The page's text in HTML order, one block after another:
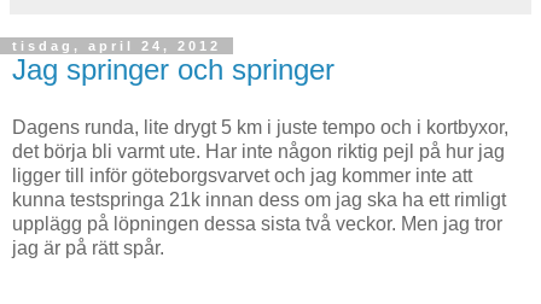
tisdag, april 24, 2012
Jag springer och springer
Dagens runda, lite drygt 5 km i juste tempo och i kortbyxor,
det börja bli varmt ute. Har inte någon riktig pejl på hur jag
ligger till inför göteborgsvarvet och jag kommer inte att
kunna testspringa 21k innan dess om jag ska ha ett rimligt
upplägg på löpningen dessa sista två veckor. Men jag tror
jag är på rätt spår.